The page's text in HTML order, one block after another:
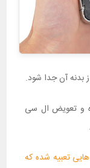
بدنه آن جدا شود.
داده و تعویض ال سی
آیفون 4 اپل گیره هایی تعبیه شده که